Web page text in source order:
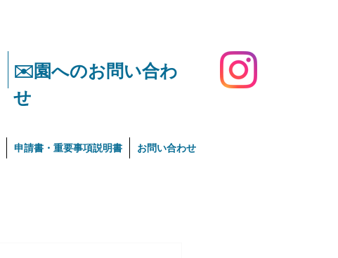
​✉️園へのお問い合わ
せ
申請書・重要事項説明書 お問い合わせ